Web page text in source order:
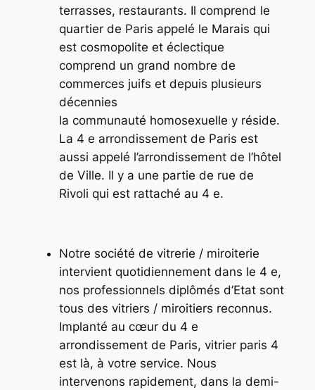
terrasses, restaurants. Il comprend le
quartier de Paris appelé le Marais qui
est cosmopolite et éclectique
comprend un grand nombre de
commerces juifs et depuis plusieurs
décennies
la communauté homosexuelle y réside.
La 4 e arrondissement de Paris est
aussi appelé l’arrondissement de l’hôtel
de Ville. Il y a une partie de rue de
Rivoli qui est rattaché au 4 e.
Notre société de vitrerie / miroiterie
intervient quotidiennement dans le 4 e,
nos professionnels diplômés d’Etat sont
tous des vitriers / miroitiers reconnus.
Implanté au cœur du 4 e
arrondissement de Paris, vitrier paris 4
est là, à votre service. Nous
intervenons rapidement, dans la demi-